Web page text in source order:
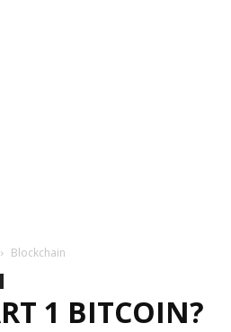
Blockchain
1 BITCOIN?